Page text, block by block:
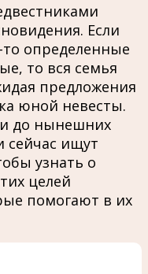
Если
определенные
то вся семья
предложения
юной невесты.
и до нынешних
ищут
узнать о
целей
помогают в их